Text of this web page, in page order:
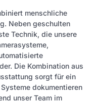
menschliche
Neben geschulten
Technik, die unsere
Die Kombination aus
sorgt für ein
dokumentieren
unser Team im